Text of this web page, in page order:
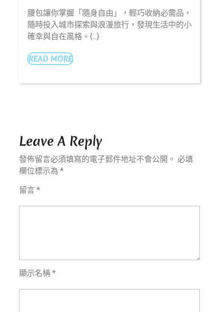
的
浪
隨
腰包讓你掌握「隨身自由」，輕巧收納必需品，
隨時投入城市探索與浪漫旅行，發現生活中的小
確幸與自在風格。{...}
READ MOREREAD
Leave A Reply
發佈留言必須填寫的電子郵件地址不會公開。 必填
欄位標示為 *
留言 *
顯示名稱 *